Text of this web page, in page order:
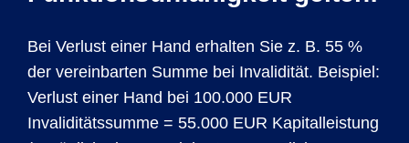
Bei Verlust einer Hand erhalten Sie z. B. 55 %
der vereinbarten Summe bei Invalidität. Beispiel:
Verlust einer Hand bei 100.000 EUR
Invaliditätssumme = 55.000 EUR Kapitalleistung